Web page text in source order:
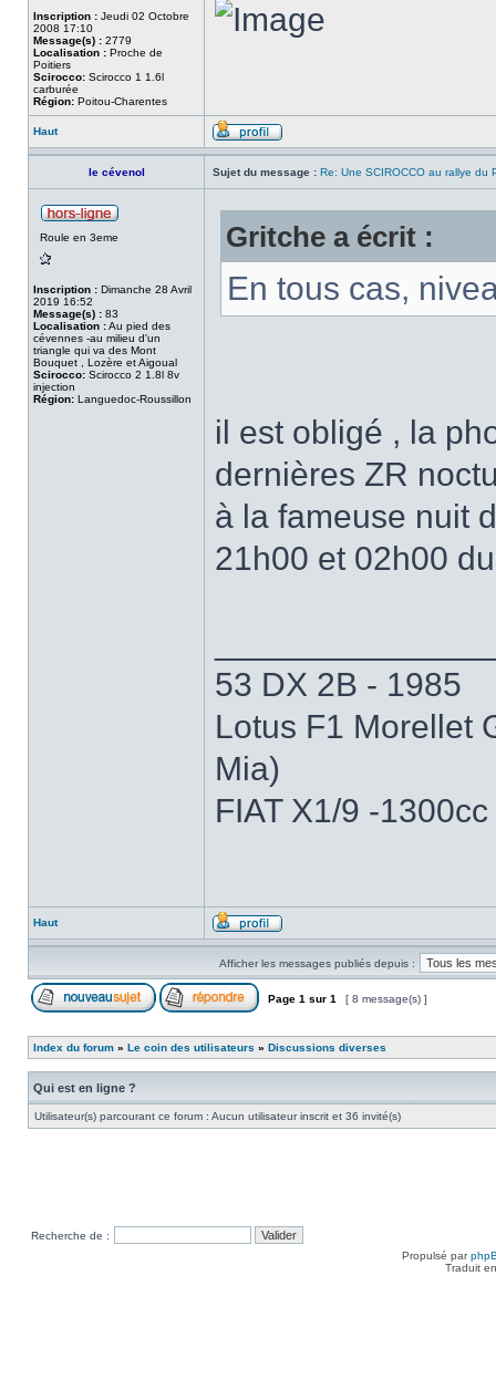
Inscription : Jeudi 02 Octobre
2008 17:10
Message(s) : 2779
Localisation : Proche de
Poitiers
Scirocco: Scirocco 1 1.6l
carburée
Région: Poitou-Charentes
Haut
le cévenol Sujet du message : Re: Une SCIROCCO au rallye du
Roule en 3eme
Inscription : Dimanche 28 Avril
2019 16:52
Message(s) : 83
Localisation :Au pied des
cévennes -au milieu d'un
triangle qui va des Mont
Bouquet , Lozère et Aigoual
Scirocco: Scirocco 2 1.8l 8v
injection
Région: Languedoc-Roussillon
Gritche a écrit :
En tous cas,
il est obligé , la
dernières ZR
à la fameuse nuit
21h00 et 02h00
53 DX 2B - 1985
Lotus F1 Morellet
Mia)
FIAT X1/9 -
Haut
Afficher les messages publiés depuis :
Page 1 sur 1 [ 8 message(s) ]
Index du forum » Le coin des utilisateurs » Discussions diverses
Qui est en ligne ?
Utilisateur(s) parcourant ce forum : Aucun utilisateur inscrit et 36 invité(s)
Recherche de :
Propulsé par
Traduit